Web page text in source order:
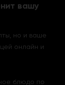
вашу
но и ваше
онлайн и
блюдо по